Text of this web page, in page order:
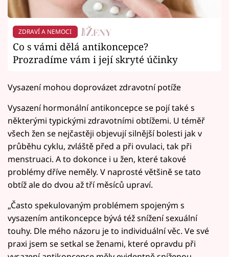
ZDRAVÍ A NEMOCI
Co s vámi dělá antikoncepce?
Prozradíme vám i její skryté účinky
Vysazení mohou doprovázet zdravotní potíže
Vysazení hormonální antikoncepce se pojí také s
některými typickými zdravotními obtížemi. U téměř
všech žen se nejčastěji objevují silnější bolesti jak v
průběhu cyklu, zvláště před a při ovulaci, tak při
menstruaci. A to dokonce i u žen, které takové
problémy dříve neměly. V naprosté většině se tato
obtíž ale do dvou až tří měsíců upraví.
„Často spekulovaným problémem spojeným s
vysazením antikoncepce bývá též snížení sexuální
touhy. Dle mého názoru je to individuální věc. Ve své
praxi jsem se setkal se ženami, které opravdu při